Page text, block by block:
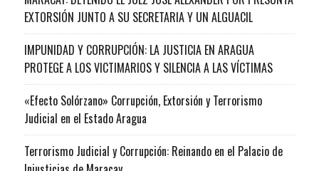
EXTORSIÓN JUNTO A SU SECRETARIA Y UN ALGUACIL
IMPUNIDAD Y CORRUPCIÓN: LA JUSTICIA EN ARAGUA
PROTEGE A LOS VICTIMARIOS Y SILENCIA A LAS VÍCTIMAS
«Efecto Solórzano» Corrupción, Extorsión y Terrorismo
Judicial en el Estado Aragua
Terrorismo Judicial y Corrupción: Reinando en el Palacio de